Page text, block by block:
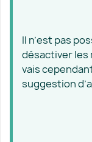
Il n’est pas
désactiver les
vais
suggestion